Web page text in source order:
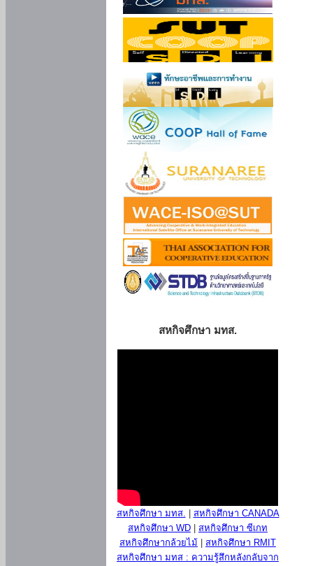
สหกิจศึกษา มทส.
สหกิจศึกษา มทส.
สหกิจศึกษา CANADA
สหกิจศึกษา WD
สหกิจศึกษา ซีเกท
สหกิจศึกษากล้วยไม้
สหกิจศึกษา RMIT
สหกิจศึกษา มทส : ความรู้สึกหลังกลับจาก